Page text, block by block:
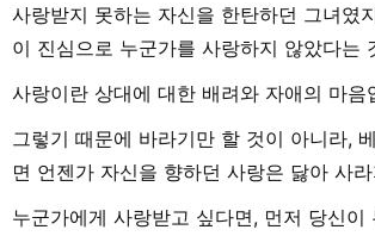
사랑받지 못하는 자신을 한탄하던 그녀였
이 진심으로 누군가를 사랑하지 않았다는
사랑이란 상대에 대한 배려와 자애의 마음
그렇기 때문에 바라기만 할 것이 아니라,
면 언젠가 자신을 향하던 사랑은 닳아 사
누군가에게 사랑받고 싶다면, 먼저 당신이